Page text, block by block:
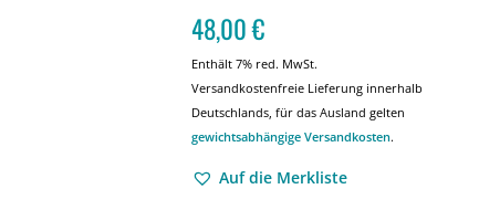
48,00€
Enthält 7% red. MwSt.
Versandkostenfreie Lieferung innerhalb
Deutschlands, für das Ausland gelten
gewichtsabhängige Versandkosten.
Auf die Merkliste